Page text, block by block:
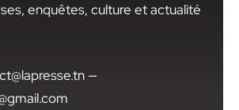
enquêtes, culture et actualité
—